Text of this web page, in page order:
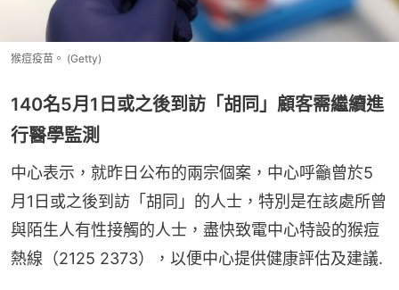
猴痘疫苗。 (Getty)
140名5月1日或之後到訪「胡同」顧客需繼續進
行醫學監測
中心表示，就昨日公布的兩宗個案，中心呼籲曾於5
月1日或之後到訪「胡同」的人士，特別是在該處所曾
與陌生人有性接觸的人士，盡快致電中心特設的猴痘
熱線（2125 2373），以便中心提供健康評估及建議.